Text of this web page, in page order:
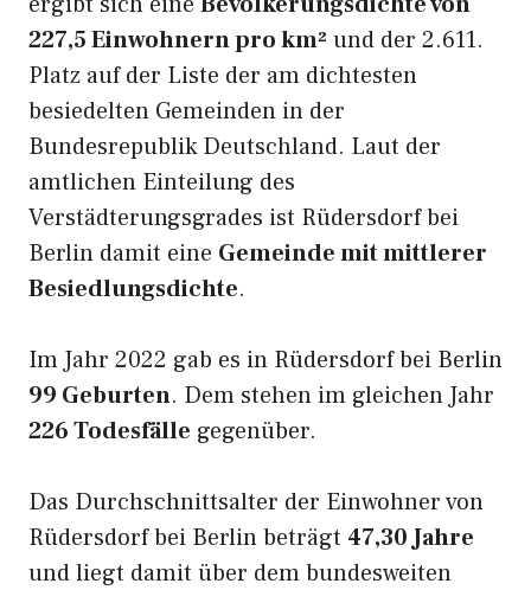
227,5 Einwohnern pro km² und der 2.611.
Platz auf der Liste der am dichtesten
besiedelten Gemeinden in der
Bundesrepublik Deutschland. Laut der
amtlichen Einteilung des
Verstädterungsgrades ist Rüdersdorf bei
Berlin damit eine Gemeinde mit mittlerer
Besiedlungsdichte.
Im Jahr 2022 gab es in Rüdersdorf bei Berlin
99 Geburten. Dem stehen im gleichen Jahr
226 Todesfälle gegenüber.
Das Durchschnittsalter der Einwohner von
Rüdersdorf bei Berlin beträgt 47,30 Jahre
und liegt damit über dem bundesweiten